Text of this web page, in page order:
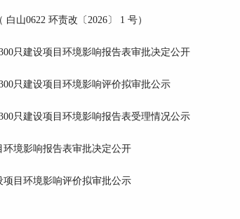
山0622 环责改〔2026〕 1 号）
只建设项目环境影响报告表审批决定公开
只建设项目环境影响评价拟审批公示
只建设项目环境影响报告表受理情况公示
境影响报告表审批决定公开
目环境影响评价拟审批公示